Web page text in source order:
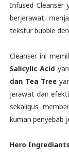
Infused Cleanser
berjerawat,
tekstur bubble
Cleanser ini
Salicylic Acid
dan Tea Tree
jerawat dan
sekaligus
kuman penyebab
Hero